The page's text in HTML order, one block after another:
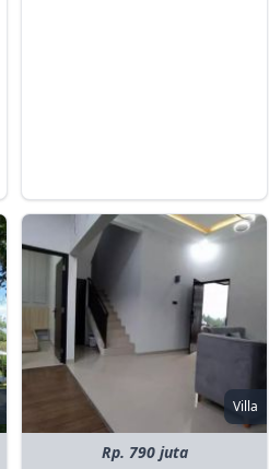
Villa
Rp. 790 juta